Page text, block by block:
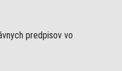
predpisov vo